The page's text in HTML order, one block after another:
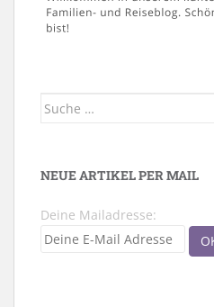
Suche
NEUE ARTIKEL PER MAIL
Deine Mailadresse: